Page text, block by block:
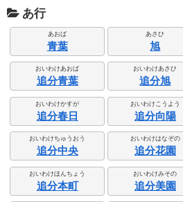
あ行
あおば
青葉
あさひ
旭
おいわけあおば
追分青葉
おいわけあさひ
追分旭
おいわけかすが
追分春日
おいわけこうよう
追分向陽
おいわけちゅうおう
追分中央
おいわけはなぞの
追分花園
おいわけほんちょう
追分本町
おいわけみその
追分美園